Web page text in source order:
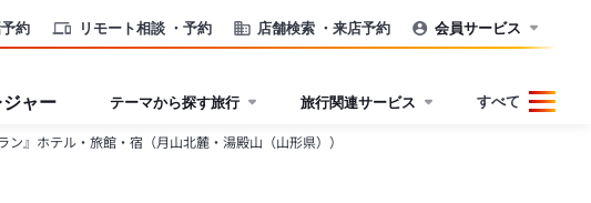
約 リモート相談 ・予約 店舗検索 ・来店予約 会員サービス
ャー テーマから探す旅行 旅行関連サービス すべて
ン』ホテル・旅館・宿（月山北麓・湯殿山（山形県））